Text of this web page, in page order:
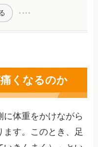
くなるのか
に体重をかけながら
す。このとき、足